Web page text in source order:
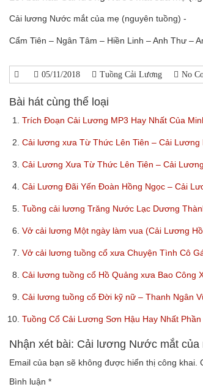
Cải lương Nước mắt của mẹ (nguyên tuồng) -
Cẩm Tiên – Ngân Tâm – Hiền Linh – Anh Thư –
05/11/2018 Tuồng Cải Lương No
Bài hát cùng thể loại
1. Trích Đoạn Cải Lương MP3 Hay Nhất Của
2. Cải lương xưa Từ Thức Lên Tiên – Cải Lương
3. Cải Lương Xưa Từ Thức Lên Tiên – Cải
4. Cải Lương Đãi Yến Đoàn Hồng Ngọc – Cải
5. Tuồng cải lương Trăng Nước Lạc Dương
6. Vở cải lương Một ngày làm vua (Cải Lương
7. Vở cải lương tuồng cổ xưa Chuyện Tình Cô
8. Cải lương tuồng cổ Hồ Quảng xưa Bao Công
9. Cải lương tuồng cổ Đời kỹ nữ – Thanh Ngân
10. Tuồng Cổ Cải Lương Sơn Hậu Hay Nhất Phần
Nhận xét bài: Cải lương Nước mắt của
Email của bạn sẽ không được hiển thị công khai.
Bình luận *